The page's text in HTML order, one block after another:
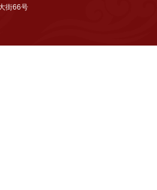
街66号